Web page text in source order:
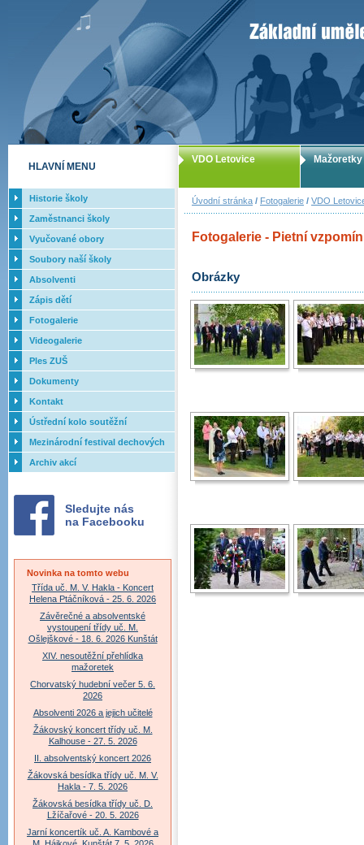
ZUŠ Letovice
Úvodní stránka / Fotogalerie / VDO
Fotogalerie - Pietní
Obrázky
VDO Letovice Mažoretky
HLAVNÍ MENU
Historie školy
Zaměstnanci školy
Vyučované obory
Soubory naší školy
Absolventi
Zápis dětí
Fotogalerie
Videogalerie
Ples ZUŠ
Dokumenty
Kontakt
Ústřední kolo soutěžní
přehlídky dechových orchestrů
ZUŠ - 2017
Mezinárodní festival dechových
orchestrů - Letovice
Archiv akcí
Sledujte nás
na Facebooku
Novinka na tomto webu
Třída uč. M. V. Hakla - Koncert
Helena Ptáčníková - 25. 6. 2026
Závěrečné a absolventské
vystoupení třídy uč. M.
Ošlejškové - 18. 6. 2026 Kunštát
XIV. nesoutěžní přehlídka
mažoretek
Chorvatský hudební večer 5. 6.
2026
Absolventi 2026 a jejich učitelé
Žákovský koncert třídy uč. M.
Kalhouse - 27. 5. 2026
II. absolventský koncert 2026
Žákovská besídka třídy uč. M. V.
Hakla - 7. 5. 2026
Žákovská besídka třídy uč. D.
Lžíčařové - 20. 5. 2026
Jarní koncertík uč. A. Kambové a